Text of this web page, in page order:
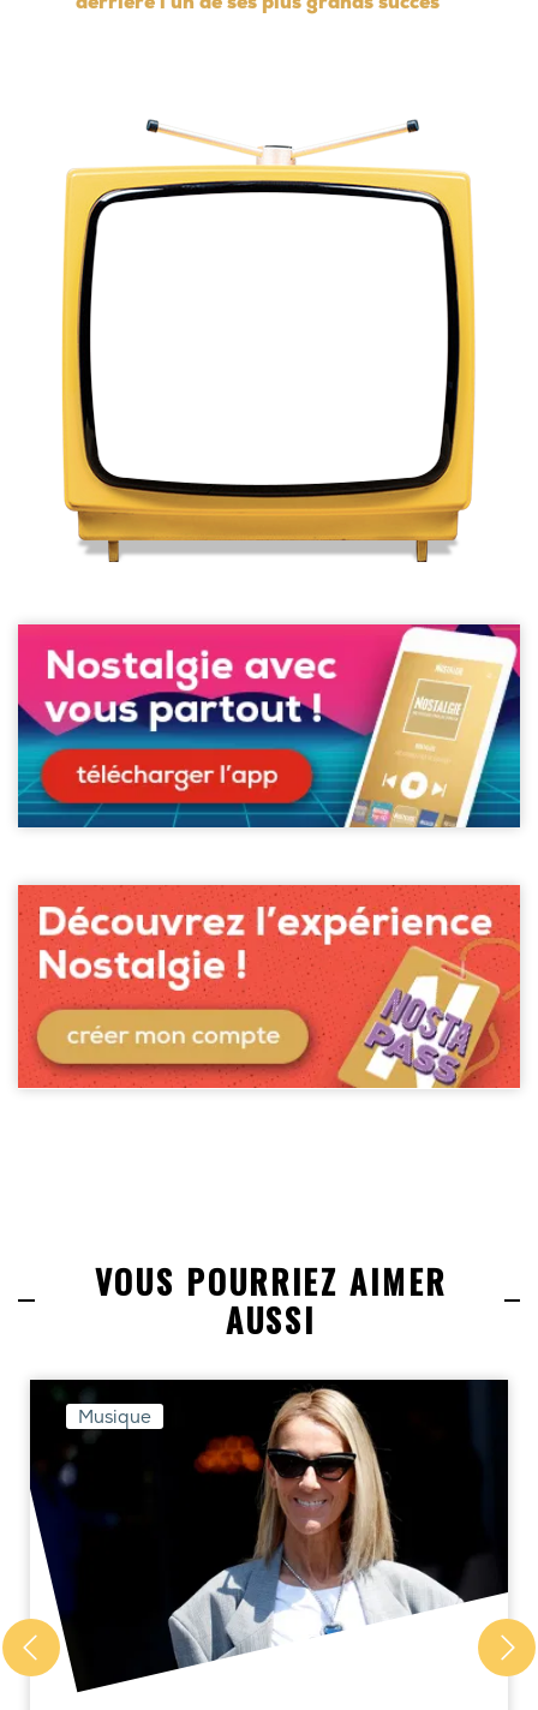
VOUS POURRIEZ AIMER
AUSSI
Musique